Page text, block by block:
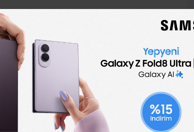
veya kariyerindeki araları mutlaka açıkla.
kolay ve yazım hatalarını
ve kontrol etmesini sağlaman iyi olacaktır.
anahtarı olduğunu unutma.
bir iş başvurusunda kullanılan standart
için de daha kolay hale getirilmiştir.
olmalısın. Örneğin, bir burs başvurusunda
bilgileri eklemen gerekmeyecektir.